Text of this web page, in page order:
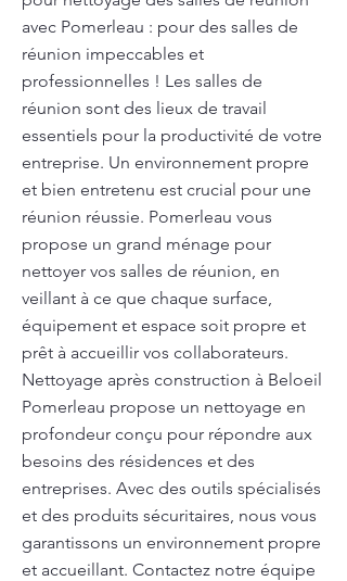
avec Pomerleau : pour des salles de
réunion impeccables et
professionnelles ! Les salles de
réunion sont des lieux de travail
essentiels pour la productivité de votre
entreprise. Un environnement propre
et bien entretenu est crucial pour une
réunion réussie. Pomerleau vous
propose un grand ménage pour
nettoyer vos salles de réunion, en
veillant à ce que chaque surface,
équipement et espace soit propre et
prêt à accueillir vos collaborateurs.
Nettoyage après construction à Beloeil
Pomerleau propose un nettoyage en
profondeur conçu pour répondre aux
besoins des résidences et des
entreprises. Avec des outils spécialisés
et des produits sécuritaires, nous vous
garantissons un environnement propre
et accueillant. Contactez notre équipe